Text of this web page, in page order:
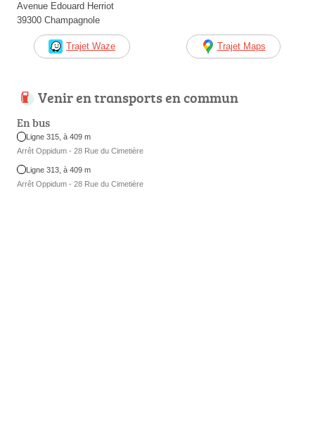
Avenue Edouard Herriot
39300 Champagnole
Trajet Waze Trajet Maps
Venir en transports en commun
En bus
Ligne 315, à 409 m
Arrêt Oppidum - 28 Rue du Cimetière
Ligne 313, à 409 m
Arrêt Oppidum - 28 Rue du Cimetière